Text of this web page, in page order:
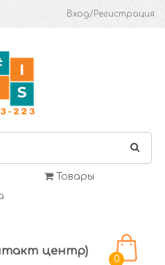
Вход/Регистрация
Товары
центр)
0